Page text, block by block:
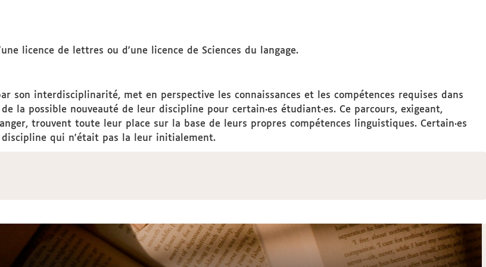
licence de lettres ou d'une licence de Sciences du langage.
interdisciplinarité, met en perspective les connaissances et les compétences requises dans
la possible nouveauté de leur discipline pour certain·es étudiant·es. Ce parcours, exigeant,
trouvent toute leur place sur la base de leurs propres compétences linguistiques. Certain·es
discipline qui n'était pas la leur initialement.